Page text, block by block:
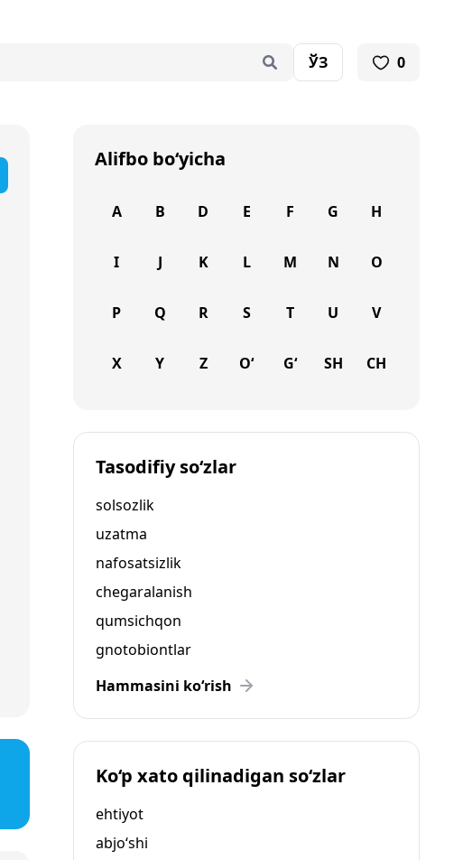
ЎЗ 0
Alifbo bo‘yicha
A B D E F G H
I J K L M N O
P Q R S T U V
X Y Z O‘ G‘ SH CH
Tasodifiy so‘zlar
solsozlik
uzatma
nafosatsizlik
chegaralanish
qumsichqon
gnotobiontlar
Hammasini ko‘rish
Ko‘p xato qilinadigan so‘zlar
ehtiyot
abjo‘shi